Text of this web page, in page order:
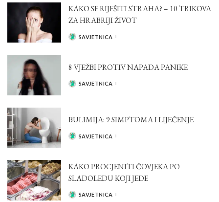
KAKO SE RIJEŠITI STRAHA? – 10 TRIKOVA
ZA HRABRIJI ŽIVOT
POSTED
SAVJETNICA
8 VJEŽBI PROTIV NAPADA PANIKE
POSTED
SAVJETNICA
BULIMIJA: 9 SIMPTOMA I LIJEČENJE
POSTED
SAVJETNICA
KAKO PROCJENITI ČOVJEKA PO
SLADOLEDU KOJI JEDE
POSTED
SAVJETNICA